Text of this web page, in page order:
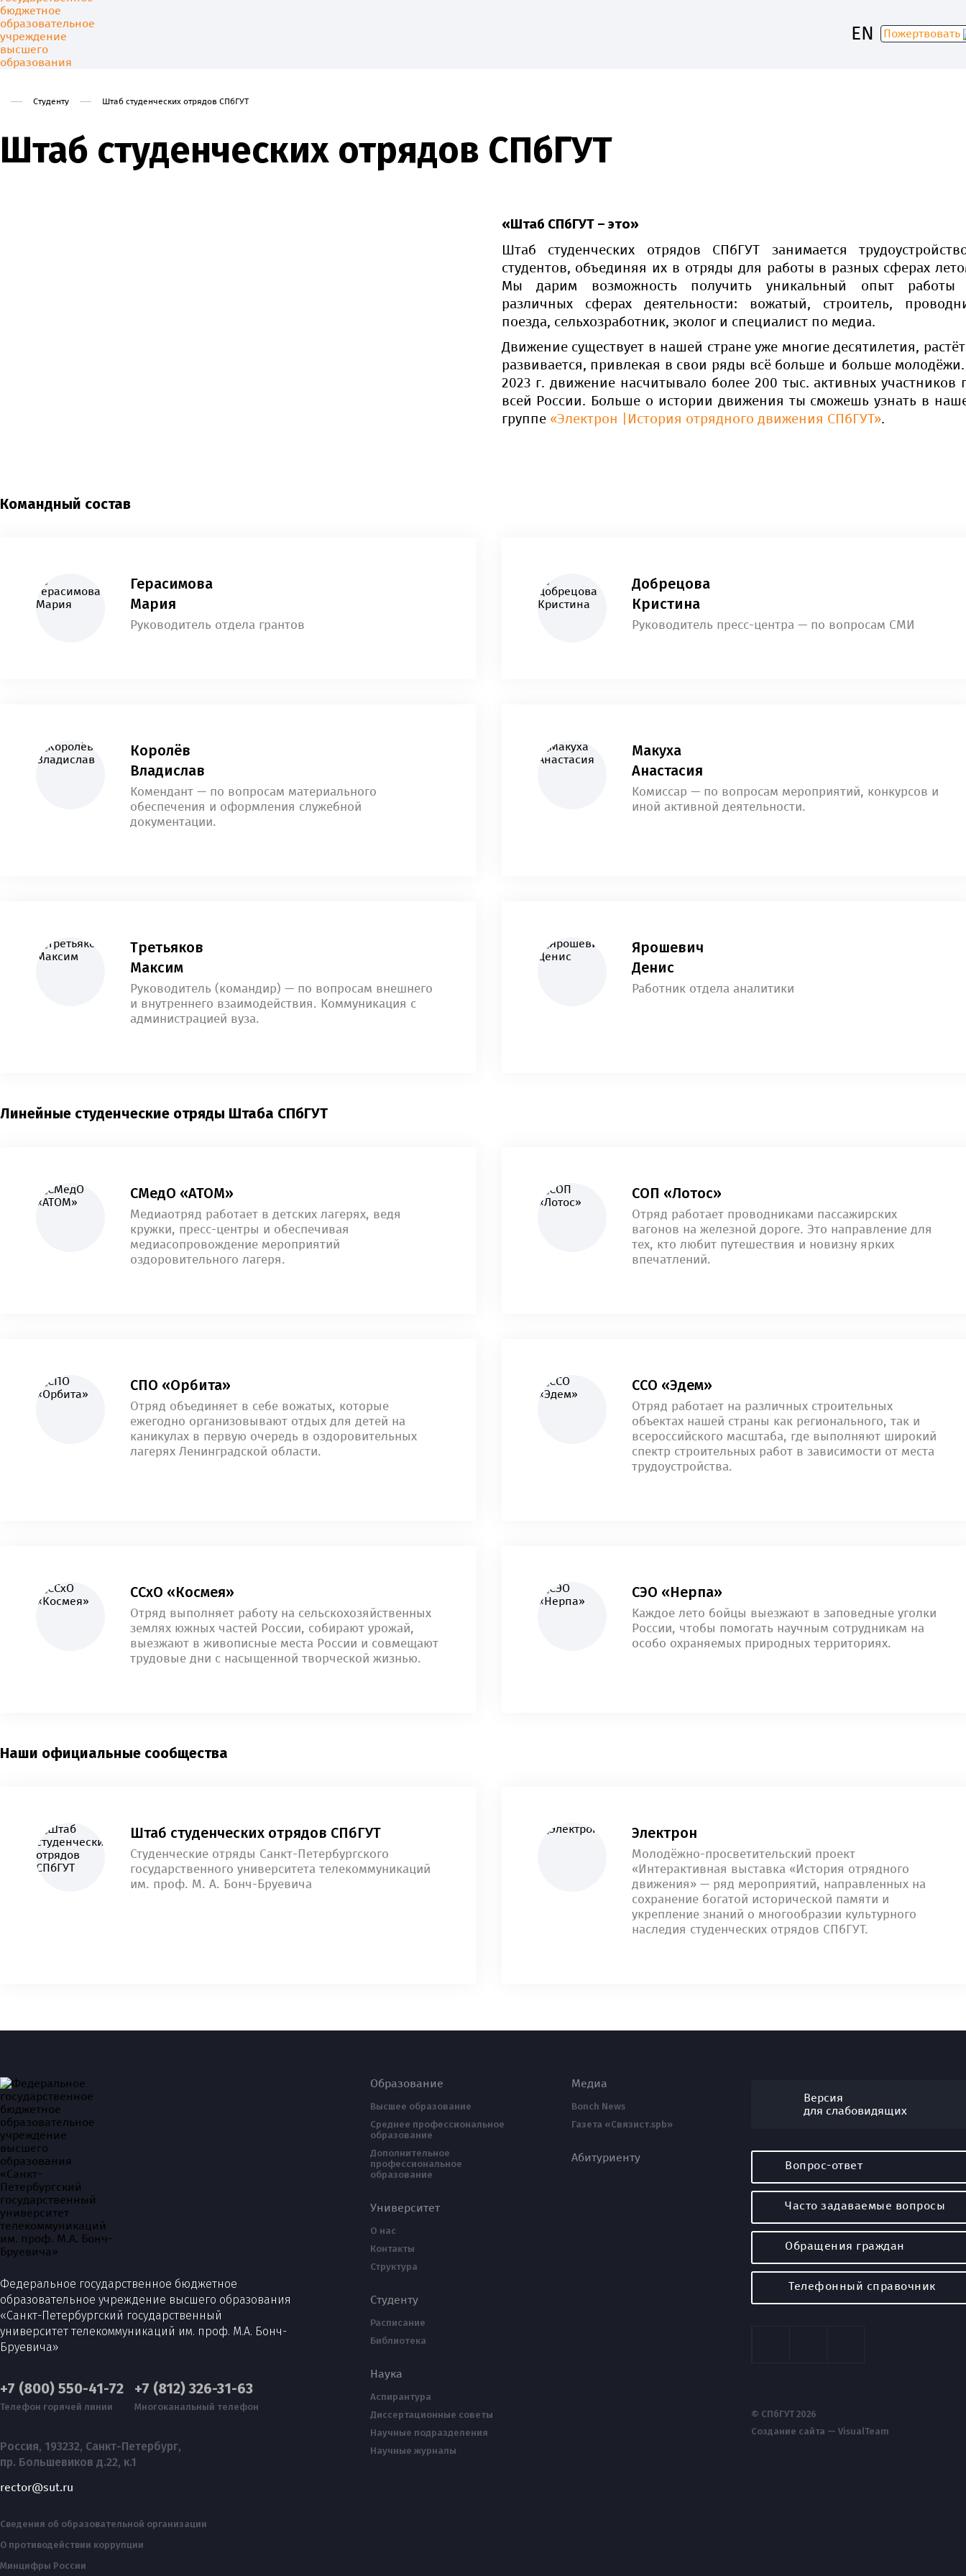
Университет Образование Наука Абитуриенту Студенту Приоритет-2030
EN Пожертвовать
Студенту Штаб студенческих отрядов СПбГУТ
Штаб студенческих отрядов СПбГУТ
«Штаб СПбГУТ – это»
Штаб студенческих отрядов СПбГУТ занимается
студентов, объединяя их в отряды для работы в разных сферах
Мы дарим возможность получить уникальный опыт
различных сферах деятельности: вожатый, строитель,
поезда, сельхозработник, эколог и специалист по медиа.
Движение существует в нашей стране уже многие десятилетия,
развивается, привлекая в свои ряды всё больше и больше
2023 г. движение насчитывало более 200 тыс. активных участников
всей России. Больше о истории движения ты сможешь узнать в
группе «Электрон |История отрядного движения СПбГУТ».
Командный состав
Герасимова
Мария
Руководитель отдела грантов
Добрецова
Кристина
Руководитель пресс-центра — по вопросам СМИ
Королёв
Владислав
Комендант — по вопросам материального
обеспечения и оформления служебной
документации.
Макуха
Анастасия
Комиссар — по вопросам мероприятий, конкурсов и
иной активной деятельности.
Третьяков
Максим
Руководитель (командир) — по вопросам внешнего
и внутреннего взаимодействия. Коммуникация с
администрацией вуза.
Ярошевич
Денис
Работник отдела аналитики
Линейные студенческие отряды Штаба СПбГУТ
СМедО «АТОМ»
Медиаотряд работает в детских лагерях, ведя
кружки, пресс-центры и обеспечивая
медиасопровождение мероприятий
оздоровительного лагеря.
СОП «Лотос»
Отряд работает проводниками пассажирских
вагонов на железной дороге. Это направление для
тех, кто любит путешествия и новизну ярких
впечатлений.
СПО «Орбита»
Отряд объединяет в себе вожатых, которые
ежегодно организовывают отдых для детей на
каникулах в первую очередь в оздоровительных
лагерях Ленинградской области.
ССО «Эдем»
Отряд работает на различных строительных
объектах нашей страны как регионального, так и
всероссийского масштаба, где выполняют широкий
спектр строительных работ в зависимости от места
трудоустройства.
ССхО «Космея»
Отряд выполняет работу на сельскохозяйственных
землях южных частей России, собирают урожай,
выезжают в живописные места России и совмещают
трудовые дни с насыщенной творческой жизнью.
СЭО «Нерпа»
Каждое лето бойцы выезжают в заповедные уголки
России, чтобы помогать научным сотрудникам на
особо охраняемых природных территориях.
Наши официальные сообщества
Штаб студенческих отрядов СПбГУТ
Студенческие отряды Санкт-Петербургского
государственного университета телекоммуникаций
им. проф. М. А. Бонч-Бруевича
Электрон
Молодёжно-просветительский проект
«Интерактивная выставка «История отрядного
движения» — ряд мероприятий, направленных на
сохранение богатой исторической памяти и
укрепление знаний о многообразии культурного
наследия студенческих отрядов СПбГУТ.
Федеральное государственное бюджетное
образовательное учреждение высшего образования
«Санкт-Петербургский государственный
университет телекоммуникаций им. проф. М.А. Бонч-
Бруевича»
+7 (800) 550-41-72
Телефон горячей линии
+7 (812) 326-31-63
Многоканальный телефон
Россия, 193232, Санкт-Петербург,
пр. Большевиков д.22, к.1
rector@sut.ru
Сведения об образовательной организации
О противодействии коррупции
Минцифры России
Образование
Высшее образование
Среднее профессиональное
образование
Дополнительное
профессиональное
образование
Университет
О нас
Контакты
Структура
Студенту
Расписание
Библиотека
Наука
Аспирантура
Диссертационные советы
Научные подразделения
Научные журналы
Медиа
Bonch News
Газета «Связист.spb»
Абитуриенту
Версия
для слабовидящих
Вопрос-ответ
Часто задаваемые вопросы
Обращения граждан
Телефонный справочник
© СПбГУТ 2026
Создание сайта — VisualTeam